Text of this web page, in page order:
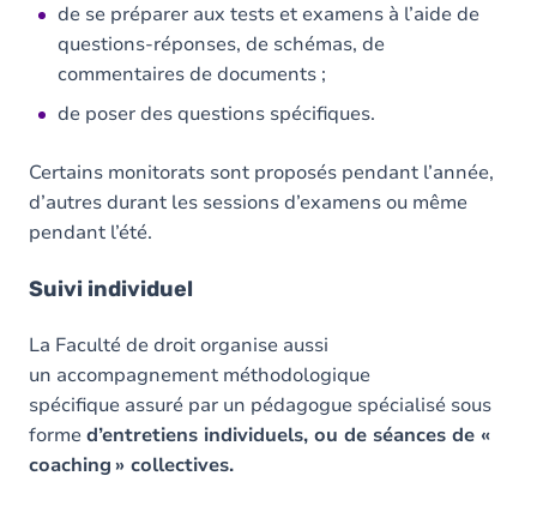
de se préparer aux tests et examens à l’aide de
questions-réponses, de schémas, de
commentaires de documents ;
de poser des questions spécifiques.
Certains monitorats sont proposés pendant l’année,
d’autres durant les sessions d’examens ou même
pendant l’été.
Suivi individuel
La Faculté de droit organise aussi
un accompagnement méthodologique
spécifique assuré par un pédagogue spécialisé sous
formed’entretiens individuels, ou de séances de «
coaching » collectives.